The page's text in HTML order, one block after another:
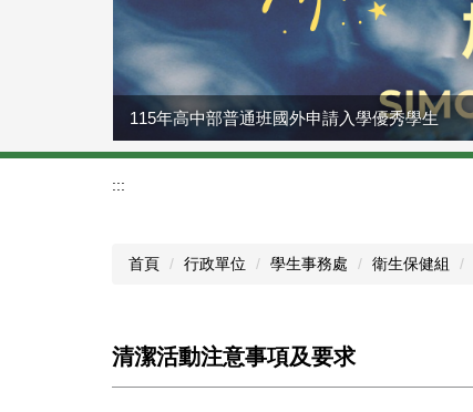
115年高中部普通班國外申請入學優秀學生
:::
首頁 行政單位 學生事務處 衛生保健組
清潔活動注意事項及要求